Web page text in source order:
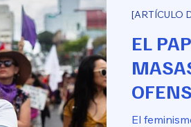
EL
El
[ARTÍCULO